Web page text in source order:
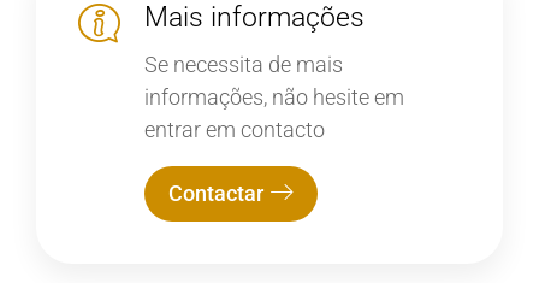
Mais informações
Se necessita de mais
informações, não hesite em
entrar em contacto
Contactar